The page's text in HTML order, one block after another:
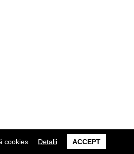
cookies Detalii ACCEPT